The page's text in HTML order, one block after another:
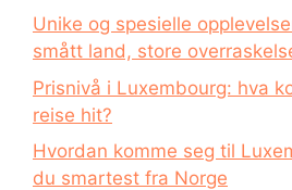
Unike og spesielle
smått land, store
Prisnivå i Luxembourg: hva
reise hit?
Hvordan komme seg til
du smartest fra Norge